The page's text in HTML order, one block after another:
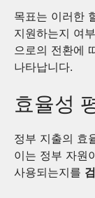
목표는 이러한
지원하는지 여
으로의 전환에
나타납니다.
효율성
정부 지출의 효
이는 정부 자원
사용되는지를